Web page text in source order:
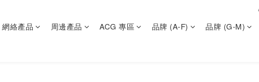
網絡產品 周邊產品 ACG 專區 品牌 (A-F) 品牌 (G-M)